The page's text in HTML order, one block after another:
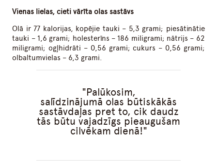
Vienas lielas, cieti vārīta olas sastāvs
Olā ir 77 kalorijas, kopējie tauki – 5,3 grami; piesātinātie
tauki – 1,6 grami; holesterīns – 186 miligrami; nātrijs – 62
miligrami; ogļhidrāti – 0,56 grami; cukurs – 0,56 grami;
olbaltumvielas – 6,3 grami.
Palūkosim,
salīdzinājumā olas būtiskākās
sastāvdaļas pret to, cik daudz
tās būtu vajadzīgs pieaugušam
cilvēkam dienā!